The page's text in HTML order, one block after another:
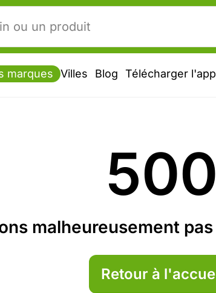
marques Villes Blog Télécharger l'app
500
malheureusement
Retour à